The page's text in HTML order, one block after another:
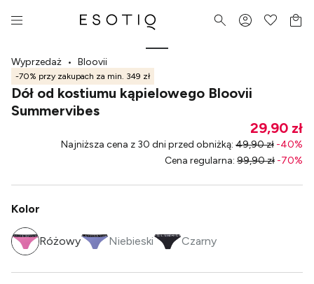
Wyprzedaż • Bloovii
-70% przy zakupach za min. 349 zł
Dół od kostiumu kąpielowego Bloovii
Summervibes
29,90 zł
Najniższa cena z 30 dni przed obniżką: 49,90 zł -40%
Cena regularna: 99,90 zł -70%
Kolor
Różowy Niebieski Czarny